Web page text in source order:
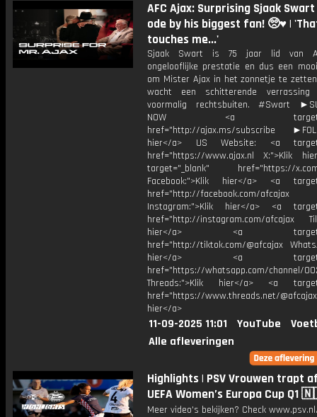
AFC Ajax: Surprising Sjaak
ode by his biggest fan! 🥺♥️ |
touches me...'
Sjaak Swart is 75 jaar lid van
ongelooflijke prestatie en dus een
om Mister Ajax in het zonnetje te
wacht een schitterende
voormalig rechtsbuiten. #Swart
NOW <a
href="http://ajax.ms/subscribe
hier</a> US Website: <a
href="https://www.ajax.nl X:">Klik
target="_blank" href="https://x.com/
Facebook:">Klik hier</a> <a
href="http://facebook.com/afcajax
Instagram:">Klik hier</a> <a
href="http://instagram.com/afcajax
hier</a> <a
href="http://tiktok.com/@afcajax
hier</a> <a
href="https://whatsapp.com/channel/
Threads:">Klik hier</a> <a
href="https://www.threads.net/
hier</a>
11-09-2025 11:01 YouTube
Alle afleveringen
Highlights | PSV Vrouwen trapt
UEFA Women’s Europa Cup Q1
Meer video's bekijken? Check